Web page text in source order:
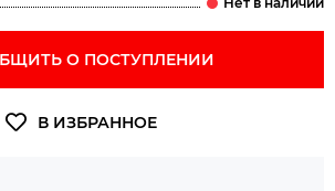
О ПОСТУПЛЕНИИ